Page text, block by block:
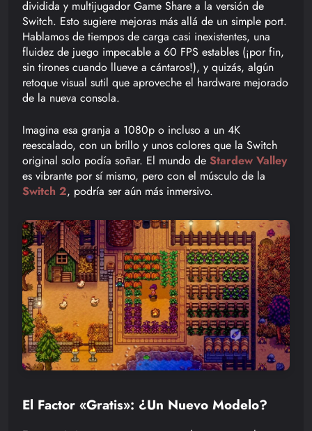
dividida y multijugador Game Share a la versión de
Switch. Esto sugiere mejoras más allá de un simple port.
Hablamos de tiempos de carga casi inexistentes, una
fluidez de juego impecable a 60 FPS estables (¡por fin,
sin tirones cuando llueve a cántaros!), y quizás, algún
retoque visual sutil que aproveche el hardware mejorado
de la nueva consola.
Imagina esa granja a 1080p o incluso a un 4K
reescalado, con un brillo y unos colores que la Switch
original solo podía soñar. El mundo de Stardew Valley
es vibrante por sí mismo, pero con el músculo de la
Switch 2, podría ser aún más inmersivo.
El Factor «Gratis»: ¿Un Nuevo Modelo?